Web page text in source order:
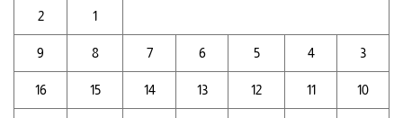
1
2
3
4
5
6
7
8
9
10
11
12
13
14
15
16